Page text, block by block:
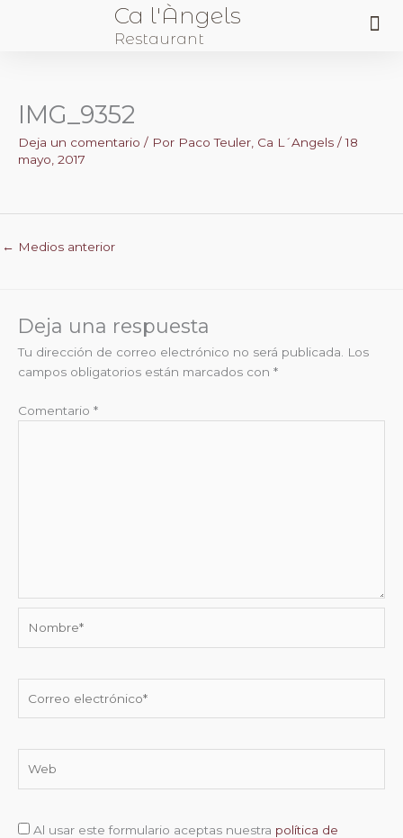
Ca l'Àngels
Restaurant
IMG_9352
Deja un comentario / Por Paco Teuler, Ca L´Angels /18
mayo, 2017
← Medios anterior
Deja una respuesta
Tu dirección de correo electrónico no será publicada. Los
campos obligatorios están marcados con *
Comentario *
electrónico*
Al usar este formulario aceptas nuestra política de